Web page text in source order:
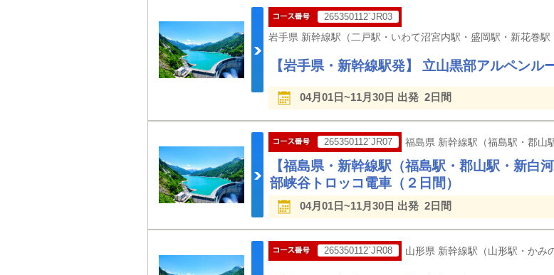
265350112`JR03
【岩手県・新幹線駅発】 立山黒部アルペンル
04月01日~11月30日 出発 2日間
265350112`JR07 福島県 新幹線駅（福島駅・郡山
【福島県・新幹線駅（福島駅・郡山駅・新白
部峡谷トロッコ電車（２日間）
04月01日~11月30日 出発 2日間
265350112`JR08 山形県 新幹線駅（山形駅・かみ